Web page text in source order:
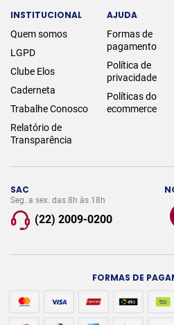
SAC
Seg. a sex. das 8h às 18h
(22) 2009-0200
INSTITUCIONAL
Quem somos
LGPD
Clube Elos
Caderneta
Trabalhe Conosco
Relatório de
Transparência
AJUDA
Formas de
pagamento
Política de
privacidade
Políticas do
ecommerce
FORMAS DE